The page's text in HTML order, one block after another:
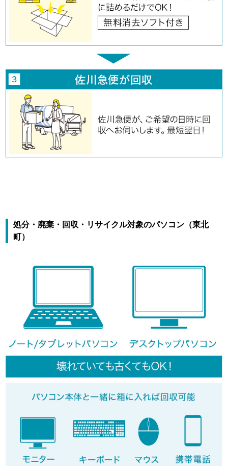
処分・廃棄・回収・リサイクル対象のパソコン（東北
町）